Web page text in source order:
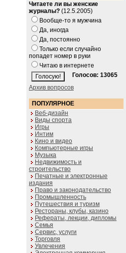
Читаете ли вы женские
журналы? (12.5.2005)
Вообще-то я мужчина
Да, иногда
Да, постоянно
Только если случайно
попадет номер в руки
Читаю в интернете
Голосов: 13065
Архив вопросов
ПОПУЛЯРНОЕ
Веб-дизайн
Виды спорта
Игры
Интим
Кино и видео
Компьютерные игры
Музыка
Недвижимость и
строительство
Печатные и электронные
издания
Право и законодательство
Промышленность
Путешествия и туризм
Рестораны, клубы, казино
Рефераты, лекции, дипломы
Семья
Сервис, услуги
Торговля
Увлечения